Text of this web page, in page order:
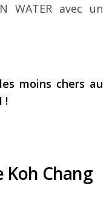
WATER avec un
moins chers au
!
Chang